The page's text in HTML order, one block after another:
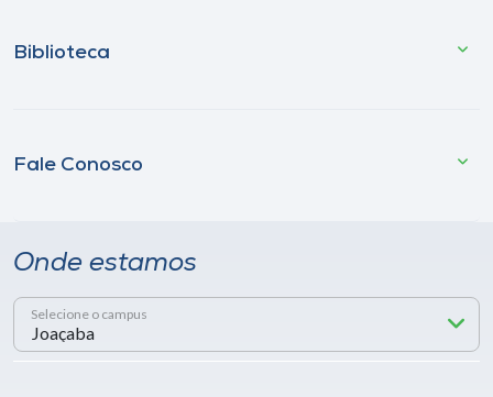
Biblioteca
Fale Conosco
Onde estamos
Selecione o campus